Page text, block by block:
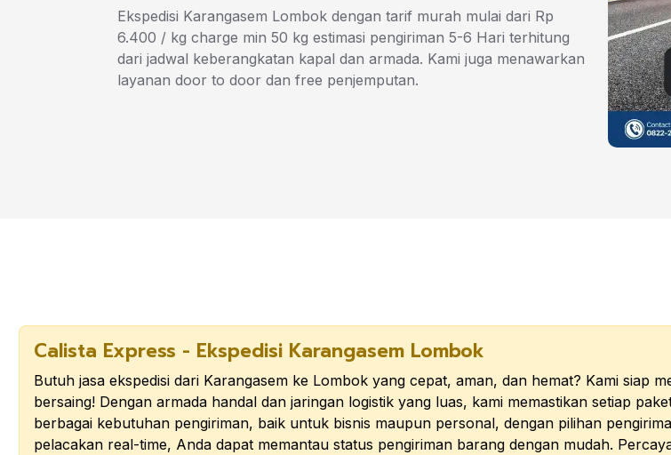
Ekspedisi Karangasem Lombok dengan tarif murah mulai dari Rp
6.400 / kg charge min 50 kg estimasi pengiriman 5-6 Hari terhitung
dari jadwal keberangkatan kapal dan armada. Kami juga menawarkan
layanan door to door dan free penjemputan.
Calista Express - Ekspedisi Karangasem Lombok
Butuh jasa ekspedisi dari Karangasem ke Lombok yang cepat, aman, dan hemat? Kami siap
bersaing! Dengan armada handal dan jaringan logistik yang luas, kami memastikan setiap
berbagai kebutuhan pengiriman, baik untuk bisnis maupun personal, dengan pilihan
pelacakan real-time, Anda dapat memantau status pengiriman barang dengan mudah.